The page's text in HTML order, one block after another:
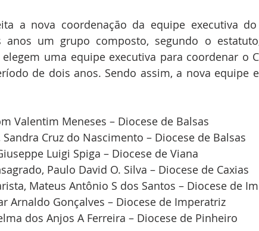
a nova coordenação da equipe executiva do
anos um grupo composto, segundo o
uma equipe executiva para coordenar o
de dois anos. Sendo assim, a nova equipe
Valentim Meneses – Diocese de Balsas
Sandra Cruz do Nascimento – Diocese de Balsas
Luigi Spiga – Diocese de Viana
Paulo David O. Silva – Diocese de Caxias
Mateus Antônio S dos Santos – Diocese de
Arnaldo Gonçalves – Diocese de Imperatriz
dos Anjos A Ferreira – Diocese de Pinheiro